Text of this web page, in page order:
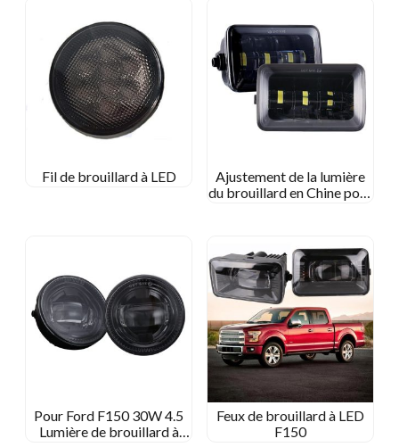
Fil de brouillard à LED
Ajustement de la lumière
du brouillard en Chine pour
Pour Ford F150 30W 4.5
Lumière de brouillard à
Feux de brouillard à LED
F150